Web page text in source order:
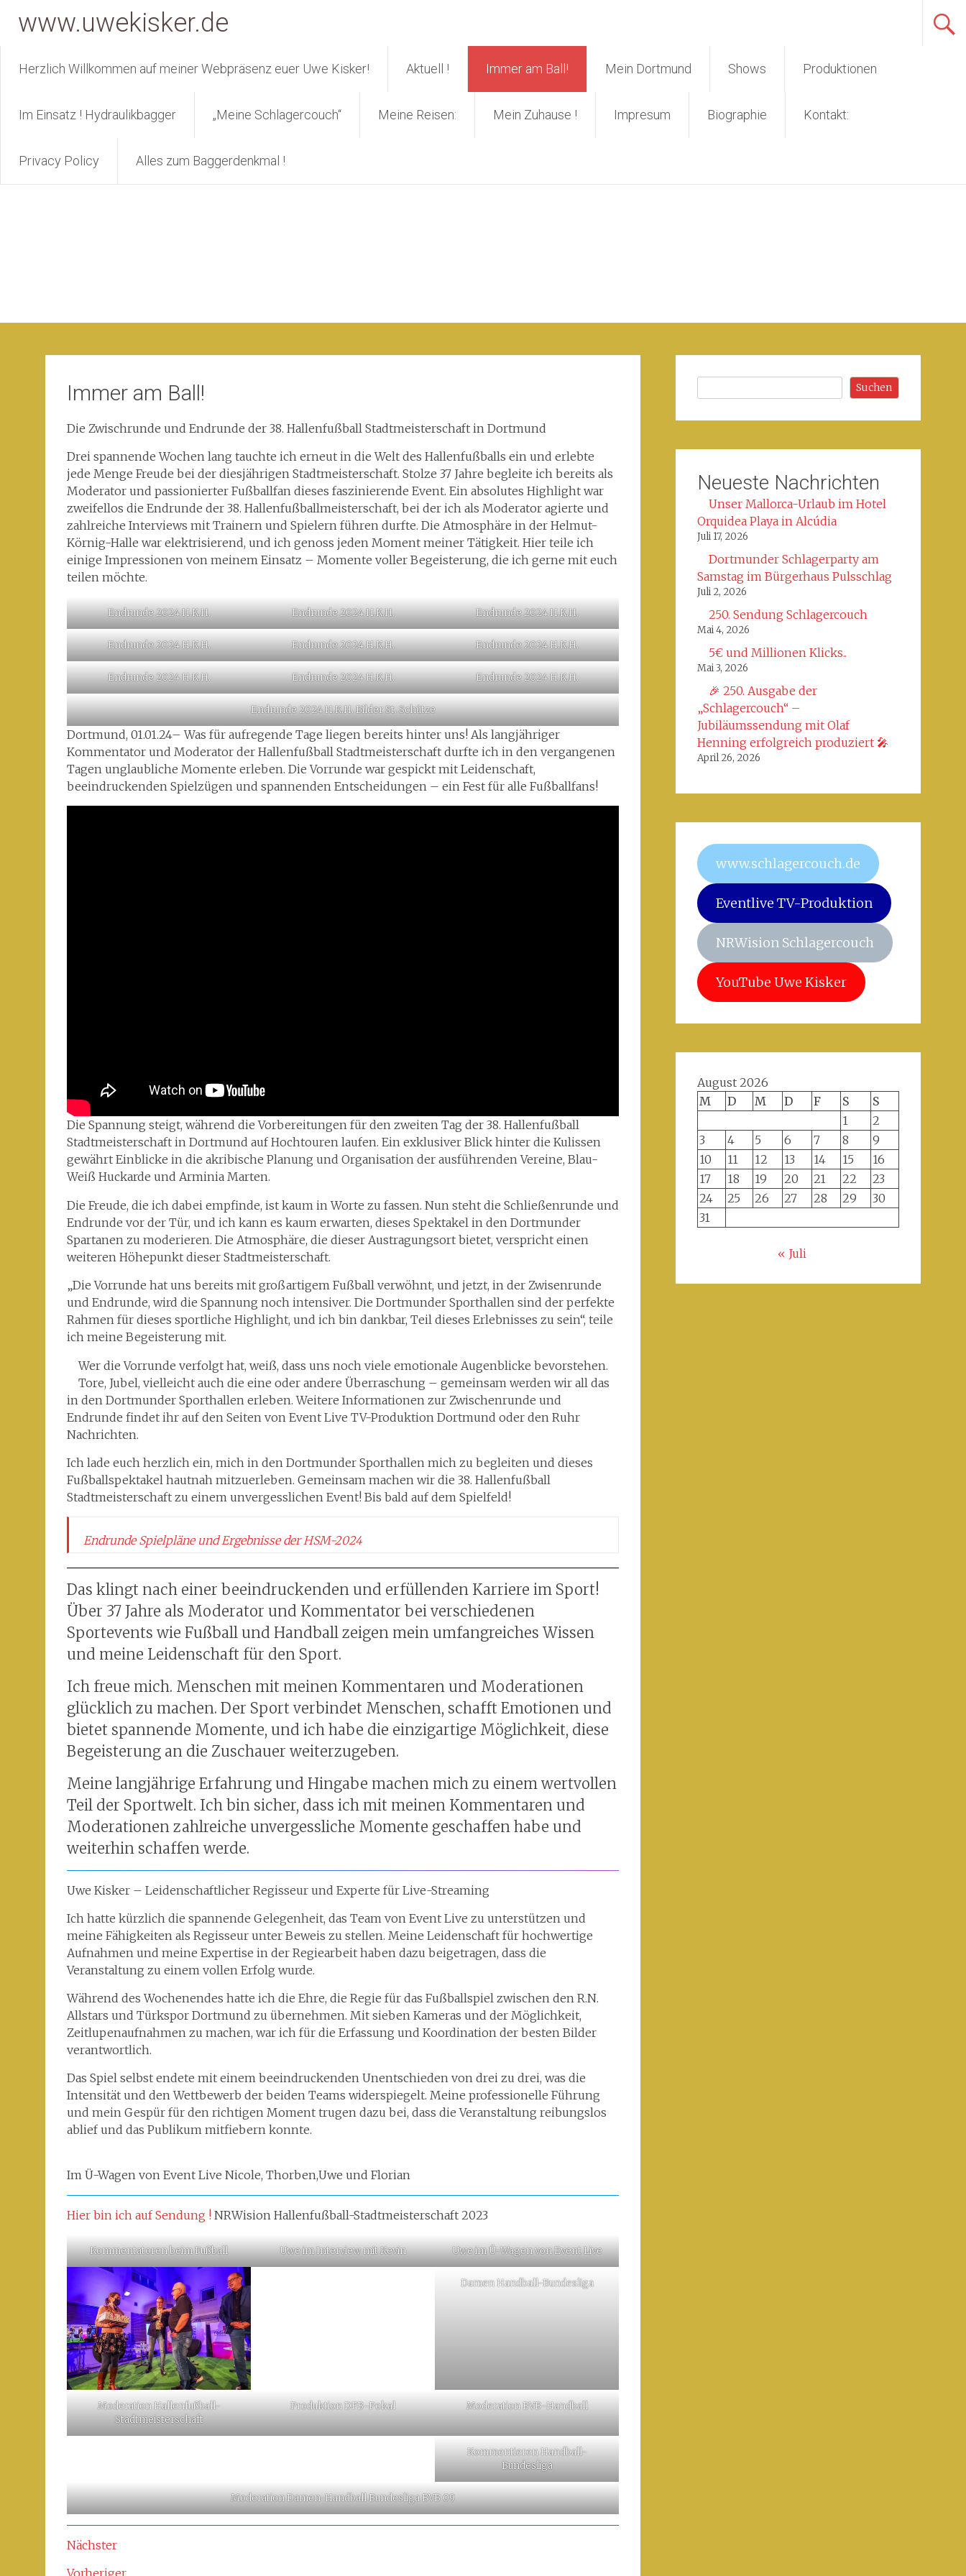
Inhalt
springen
www.uwekisker.de
Herzlich Willkommen auf meiner Webpräsenz euer Uwe Kisker! Aktuell ! Immer am Ball! Mein Dortmund Shows Produktionen
Im Einsatz ! Hydraulikbagger „Meine Schlagercouch“ Meine Reisen: Mein Zuhause ! Impresum Biographie Kontakt:
Privacy Policy Alles zum Baggerdenkmal !
Immer am Ball!
Die Zwischrunde und Endrunde der 38. Hallenfußball Stadtmeisterschaft in Dortmund
Drei spannende Wochen lang tauchte ich erneut in die Welt des Hallenfußballs ein und erlebte
jede Menge Freude bei der diesjährigen Stadtmeisterschaft. Stolze 37 Jahre begleite ich bereits als
Moderator und passionierter Fußballfan dieses faszinierende Event. Ein absolutes Highlight war
zweifellos die Endrunde der 38. Hallenfußballmeisterschaft, bei der ich als Moderator agierte und
zahlreiche Interviews mit Trainern und Spielern führen durfte. Die Atmosphäre in der Helmut-
Körnig-Halle war elektrisierend, und ich genoss jeden Moment meiner Tätigkeit. Hier teile ich
einige Impressionen von meinem Einsatz – Momente voller Begeisterung, die ich gerne mit euch
teilen möchte.
Endrunde 2024 H.K.H. Endrunde 2024 H.K.H. Endrunde 2024 H.K.H.
Endrunde 2024 H.K.H. Endrunde 2024 H.K.H. Endrunde 2024 H.K.H.
Endrunde 2024 H.K.H. Endrunde 2024 H.K.H. Endrunde 2024 H.K.H.
Endrunde 2024 H.K.H. Bilder St. Schütze
Dortmund, 01.01.24– Was für aufregende Tage liegen bereits hinter uns! Als langjähriger
Kommentator und Moderator der Hallenfußball Stadtmeisterschaft durfte ich in den vergangenen
Tagen unglaubliche Momente erleben. Die Vorrunde war gespickt mit Leidenschaft,
beeindruckenden Spielzügen und spannenden Entscheidungen – ein Fest für alle Fußballfans!
Die Spannung steigt, während die Vorbereitungen für den zweiten Tag der 38. Hallenfußball
Stadtmeisterschaft in Dortmund auf Hochtouren laufen. Ein exklusiver Blick hinter die Kulissen
gewährt Einblicke in die akribische Planung und Organisation der ausführenden Vereine, Blau-
Weiß Huckarde und Arminia Marten.
Die Freude, die ich dabei empfinde, ist kaum in Worte zu fassen. Nun steht die Schließenrunde und
Endrunde vor der Tür, und ich kann es kaum erwarten, dieses Spektakel in den Dortmunder
Spartanen zu moderieren. Die Atmosphäre, die dieser Austragungsort bietet, verspricht einen
weiteren Höhepunkt dieser Stadtmeisterschaft.
„Die Vorrunde hat uns bereits mit großartigem Fußball verwöhnt, und jetzt, in der Zwisenrunde
und Endrunde, wird die Spannung noch intensiver. Die Dortmunder Sporthallen sind der perfekte
Rahmen für dieses sportliche Highlight, und ich bin dankbar, Teil dieses Erlebnisses zu sein“, teile
ich meine Begeisterung mit.
Wer die Vorrunde verfolgt hat, weiß, dass uns noch viele emotionale Augenblicke bevorstehen.
Tore, Jubel, vielleicht auch die eine oder andere Überraschung – gemeinsam werden wir all das
in den Dortmunder Sporthallen erleben. Weitere Informationen zur Zwischenrunde und
Endrunde findet ihr auf den Seiten von Event Live TV-Produktion Dortmund oder den Ruhr
Nachrichten.
Ich lade euch herzlich ein, mich in den Dortmunder Sporthallen mich zu begleiten und dieses
Fußballspektakel hautnah mitzuerleben. Gemeinsam machen wir die 38. Hallenfußball
Stadtmeisterschaft zu einem unvergesslichen Event! Bis bald auf dem Spielfeld!
Endrunde Spielpläne und Ergebnisse der HSM-2024
Das klingt nach einer beeindruckenden und erfüllenden Karriere im Sport!
Über 37 Jahre als Moderator und Kommentator bei verschiedenen
Sportevents wie Fußball und Handball zeigen mein umfangreiches Wissen
und meine Leidenschaft für den Sport.
Ich freue mich. Menschen mit meinen Kommentaren und Moderationen
glücklich zu machen. Der Sport verbindet Menschen, schafft Emotionen und
bietet spannende Momente, und ich habe die einzigartige Möglichkeit, diese
Begeisterung an die Zuschauer weiterzugeben.
Meine langjährige Erfahrung und Hingabe machen mich zu einem wertvollen
Teil der Sportwelt. Ich bin sicher, dass ich mit meinen Kommentaren und
Moderationen zahlreiche unvergessliche Momente geschaffen habe und
weiterhin schaffen werde.
Uwe Kisker – Leidenschaftlicher Regisseur und Experte für Live-Streaming
Ich hatte kürzlich die spannende Gelegenheit, das Team von Event Live zu unterstützen und
meine Fähigkeiten als Regisseur unter Beweis zu stellen. Meine Leidenschaft für hochwertige
Aufnahmen und meine Expertise in der Regiearbeit haben dazu beigetragen, dass die
Veranstaltung zu einem vollen Erfolg wurde.
Während des Wochenendes hatte ich die Ehre, die Regie für das Fußballspiel zwischen den R.N.
Allstars und Türkspor Dortmund zu übernehmen. Mit sieben Kameras und der Möglichkeit,
Zeitlupenaufnahmen zu machen, war ich für die Erfassung und Koordination der besten Bilder
verantwortlich.
Das Spiel selbst endete mit einem beeindruckenden Unentschieden von drei zu drei, was die
Intensität und den Wettbewerb der beiden Teams widerspiegelt. Meine professionelle Führung
und mein Gespür für den richtigen Moment trugen dazu bei, dass die Veranstaltung reibungslos
ablief und das Publikum mitfiebern konnte.
Im Ü-Wagen von Event Live Nicole, Thorben,Uwe und Florian
Hier bin ich auf Sendung ! NRWision Hallenfußball-Stadtmeisterschaft 2023
Kommentatoren beim Fußball Uwe im Interview mit Kevin Uwe im Ü-Wagen von Event Live
Damen Handball-Bundesliga
Moderation Hallenfußball-
Stadtmeisterschaft
Produktion DFB-Pokal Moderation BVB-Handball
Kommentieren Handball-
Bundesliga
Moderation Damen-Handball Bundesliga BVB 09
Nächster
Vorheriger
Suchen
Neueste Nachrichten
Unser Mallorca-Urlaub im Hotel
Orquidea Playa in Alcúdia
Juli 17, 2026
Dortmunder Schlagerparty am
Samstag im Bürgerhaus Pulsschlag
Juli 2, 2026
250. Sendung Schlagercouch
Mai 4, 2026
5€ und Millionen Klicks..
Mai 3, 2026
🎉 250. Ausgabe der
„Schlagercouch“ –
Jubiläumssendung mit Olaf
Henning erfolgreich produziert 🎤
April 26, 2026
www.schlagercouch.de
Eventlive TV-Produktion
NRWision Schlagercouch
YouTube Uwe Kisker
August 2026
M
D M D F S
S
1
2
3
4 5 6 7 8
9
10
11 12 13 14 15
16
17
18 19 20 21 22
23
24
25 26 27 28 29
30
31
« Juli